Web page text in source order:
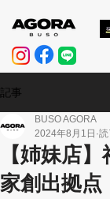
記事
【姉妹店
家創出拠
BUSO AGORA
2024年8月1日